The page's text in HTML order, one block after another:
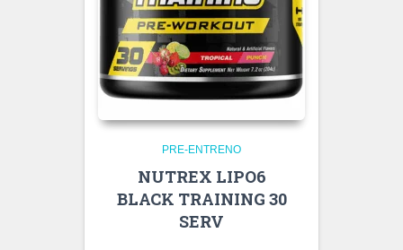
PRE-ENTRENO
NUTREX LIPO6
BLACK TRAINING 30
SERV